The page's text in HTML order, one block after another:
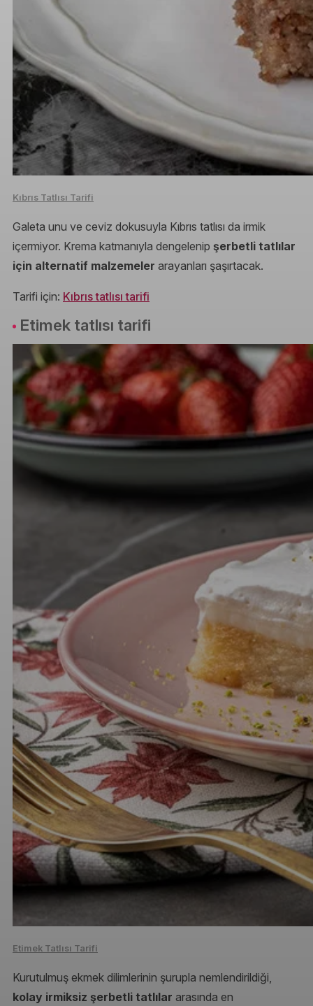
Kıbrıs Tatlısı Tarifi
Galeta unu ve ceviz dokusuyla Kıbrıs tatlısı da irmik
içermiyor. Krema katmanıyla dengelenip şerbetli tatlılar
için alternatif malzemeler arayanları şaşırtacak.
Tarifi için: Kıbrıs tatlısı tarifi
Etimek tatlısı tarifi
Etimek Tatlısı Tarifi
Kurutulmuş ekmek dilimlerinin şurupla nemlendirildiği,
kolay irmiksiz şerbetli tatlılar arasında en